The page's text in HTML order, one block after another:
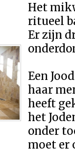
Het
ritueel
Er zijn
Een
haar
heeft
het
onder
moet er